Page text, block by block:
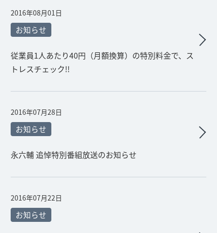
2016年08月01日
お知らせ
従業員1人あたり40円（月額換算）の特別料金で、ス
トレスチェック!!
2016年07月28日
お知らせ
永六輔 追悼特別番組放送のお知らせ
2016年07月22日
お知らせ